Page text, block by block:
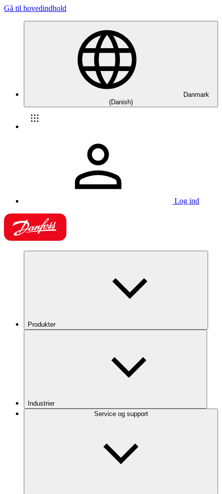
Gå til hovedindhold
Danmark
(Danish)
Log ind
Produkter
Industrier
Service og support